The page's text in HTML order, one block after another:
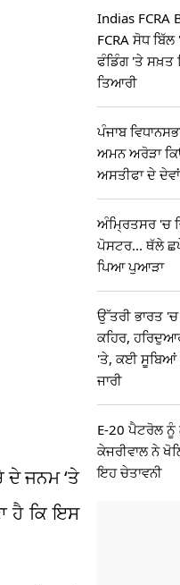
ਦੇ ਜਨਮ ‘ਤੇ
ਹੈ ਕਿ ਇਸ
Indias FCRA
FCRA ਸੋਧ ਬਿੱਲ
ਫੰਡਿੰਗ 'ਤੇ ਸਖ਼ਤ
ਤਿਆਰੀ
ਪੰਜਾਬ
ਅਮਨ ਅਰੋੜਾ
ਅਸਤੀਫਾ ਦੇ
ਅੰਮ੍ਰਿਤਸਰ 'ਚ
ਪੋਸਟਰ... ਥੱਲੇ
ਪਿਆ ਪੁਆੜਾ
ਉੱਤਰੀ ਭਾਰਤ 'ਚ
ਕਹਿਰ,
'ਤੇ, ਕਈ ਸੂਬਿਆਂ
ਜਾਰੀ
E-20 ਪੈਟਰੋਲ
ਕੇਜਰੀਵਾਲ ਨੇ
ਇਹ ਚੇਤਾਵਨੀ